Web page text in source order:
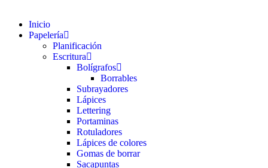
Inicio
Papelería
Planificación
Escritura
Bolígrafos
Borrables
Subrayadores
Lápices
Lettering
Portaminas
Rotuladores
Lápices de colores
Gomas de borrar
Sacapuntas